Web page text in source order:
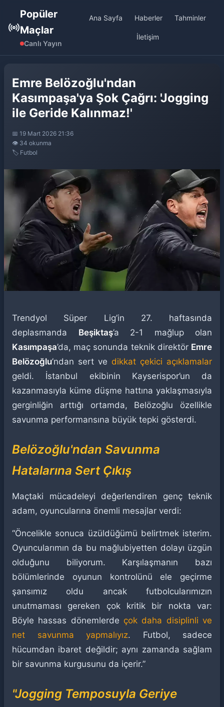
Popüler
Maçlar
Canlı Yayın
Ana Sayfa Haberler Tahminler
İletişim
Emre Belözoğlu'ndan
Kasımpaşa'ya Şok Çağrı: 'Jogging
ile Geride Kalınmaz!'
📅 19 Mart 2026 21:36
👁️ 34 okunma
🏷️ Futbol
Trendyol Süper Lig’in 27. haftasında
deplasmanda Beşiktaş’a 2-1 mağlup olan
Kasımpaşa’da, maç sonunda teknik direktör Emre
Belözoğlu’ndan sert ve dikkat çekici açıklamalar
geldi. İstanbul ekibinin Kayserispor’un da
kazanmasıyla küme düşme hattına yaklaşmasıyla
gerginliğin arttığı ortamda, Belözoğlu özellikle
savunma performansına büyük tepki gösterdi.
Belözoğlu'ndan Savunma
Hatalarına Sert Çıkış
Maçtaki mücadeleyi değerlendiren genç teknik
adam, oyuncularına önemli mesajlar verdi:
“Öncelikle sonuca üzüldüğümü belirtmek isterim.
Oyuncularımın da bu mağlubiyetten dolayı üzgün
olduğunu biliyorum. Karşılaşmanın bazı
bölümlerinde oyunun kontrolünü ele geçirme
şansımız oldu ancak futbolcularımızın
unutmaması gereken çok kritik bir nokta var:
Böyle hassas dönemlerde çok daha disiplinli ve
net savunma yapmalıyız. Futbol, sadece
hücumdan ibaret değildir; aynı zamanda sağlam
bir savunma kurgusunu da içerir.”
"Jogging Temposuyla Geriye